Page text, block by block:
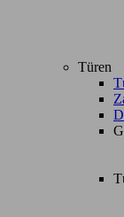
Türen